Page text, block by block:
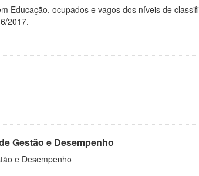
Educação, ocupados e vagos dos níveis de
2017.
Gestão e Desempenho
e Desempenho